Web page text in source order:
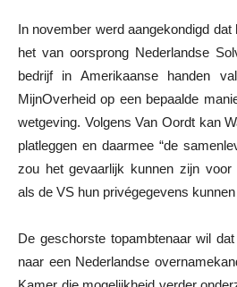
In november werd aangekondigd
het van oorsprong Nederlandse
bedrijf in Amerikaanse handen
MijnOverheid op een bepaalde
wetgeving. Volgens Van Oordt kan
platleggen en daarmee “de
zou het gevaarlijk kunnen zijn voor
als de VS hun privégegevens
De geschorste topambtenaar wil
naar een Nederlandse